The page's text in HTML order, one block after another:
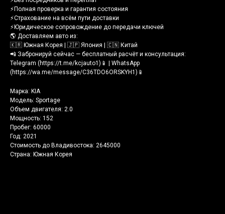
⚡️Полная проверка и гарантия состояния
⚡️Страхование на всём пути доставки
⚡️Юридическое сопровождение до передачи ключей
🌎 Доставляем авто из:
🇰🇷 Южная Корея | 🇯🇵 Япония | 🇨🇳 Китай
📲 Забронируй сейчас — бесплатный расчёт и консультация:
Telegram (https://t.me/kcjauto1)📱 | WhatsApp
(https://wa.me/message/C36TDO6ORSKYH1)📱
Марка: KIA
Модель: Sportage
Объем двигателя: 2.0
Мощность: 152
Пробег: 60000
Год: 2021
Стоимость до Владивостока: 2645000
Страна: Южная Корея